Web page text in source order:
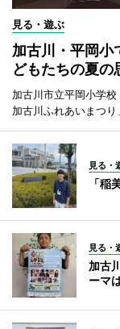
見る・遊ぶ
加古川・平岡
どもたちの夏の
加古川市立平岡小学
加古川ふれあいまつり
見る・
「
見る・
加古
ーマ